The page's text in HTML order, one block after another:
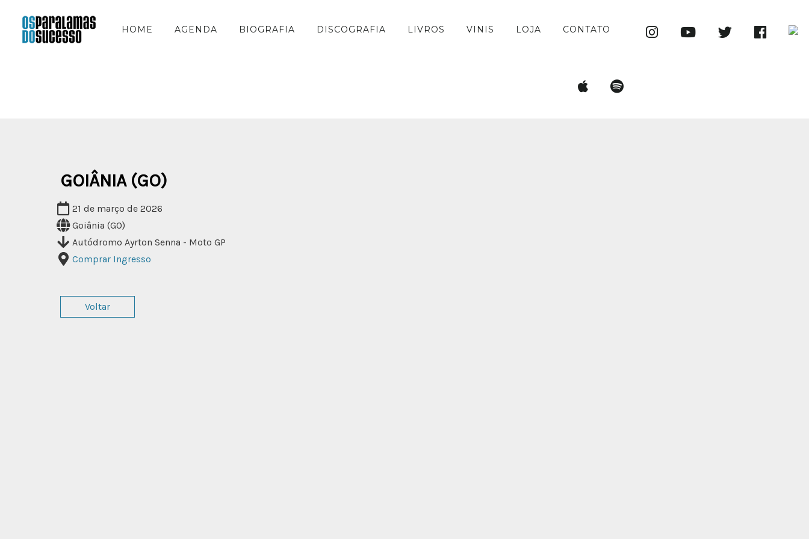
HOME AGENDA BIOGRAFIA DISCOGRAFIA LIVROS VINIS LOJA CONTATO
GOIÂNIA (GO)
21 de março de 2026
Goiânia (GO)
Autódromo Ayrton Senna - Moto GP
Comprar Ingresso
Voltar